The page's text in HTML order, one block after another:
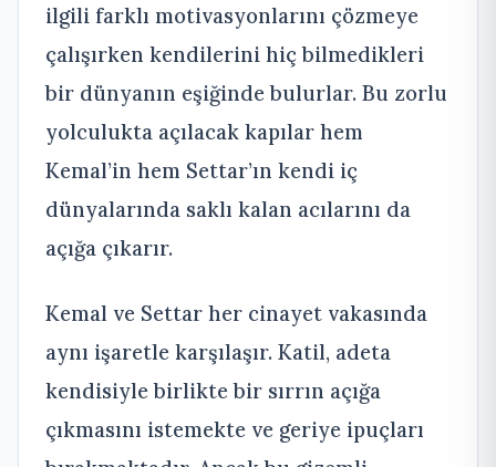
ilgili farklı motivasyonlarını çözmeye
çalışırken kendilerini hiç bilmedikleri
bir dünyanın eşiğinde bulurlar. Bu zorlu
yolculukta açılacak kapılar hem
Kemal’in hem Settar’ın kendi iç
dünyalarında saklı kalan acılarını da
açığa çıkarır.
Kemal ve Settar her cinayet vakasında
aynı işaretle karşılaşır. Katil, adeta
kendisiyle birlikte bir sırrın açığa
çıkmasını istemekte ve geriye ipuçları